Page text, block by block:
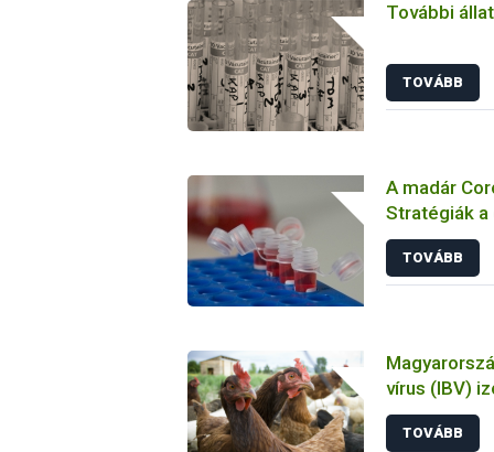
További
TOVÁBB
A madár
Stratégiák a
TOVÁBB
vírus (IBV)
TOVÁBB